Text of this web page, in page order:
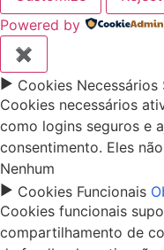
Powered by
✖
► Cookies Necessários
Cookies necessários
como logins seguros e
consentimento. Eles
Nenhum
► Cookies Funcionais
Cookies funcionais
compartilhamento de